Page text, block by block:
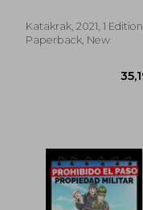
Katakrak, 2021, 1 Edition,
Paperback, New